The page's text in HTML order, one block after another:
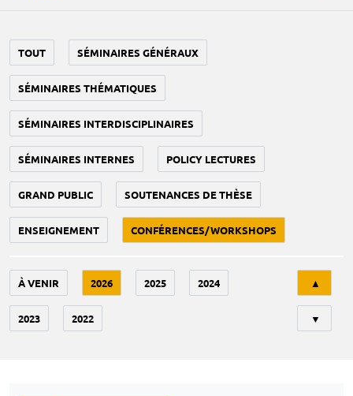
TOUT SÉMINAIRES GÉNÉRAUX
SÉMINAIRES THÉMATIQUES
SÉMINAIRES INTERDISCIPLINAIRES
SÉMINAIRES INTERNES POLICY LECTURES
GRAND PUBLIC SOUTENANCES DE THÈSE
ENSEIGNEMENT CONFÉRENCES/WORKSHOPS
À VENIR 2026 2025 2024
2023 2022
▲
▼